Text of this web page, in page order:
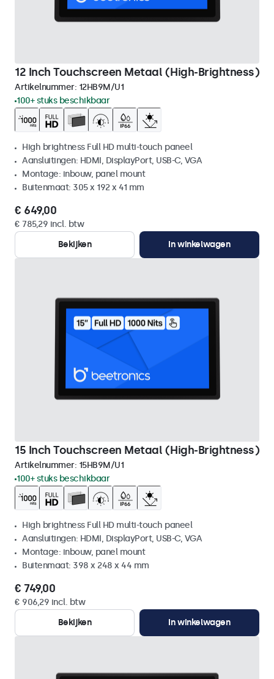
12 Inch Touchscreen Metaal (High-Brightness)
Artikelnummer: 12HB9M/U1
100+ stuks beschikbaar
High brightness Full HD multi-touch paneel
Aansluitingen: HDMI, DisplayPort, USB-C, VGA
Montage: inbouw, panel mount
Buitenmaat: 305 x 192 x 41 mm
€ 649,00
€ 785,29 incl. btw
Bekijken
In winkelwagen
15 Inch Touchscreen Metaal (High-Brightness)
Artikelnummer: 15HB9M/U1
100+ stuks beschikbaar
High brightness Full HD multi-touch paneel
Aansluitingen: HDMI, DisplayPort, USB-C, VGA
Montage: inbouw, panel mount
Buitenmaat: 398 x 248 x 44 mm
€ 749,00
€ 906,29 incl. btw
Bekijken
In winkelwagen